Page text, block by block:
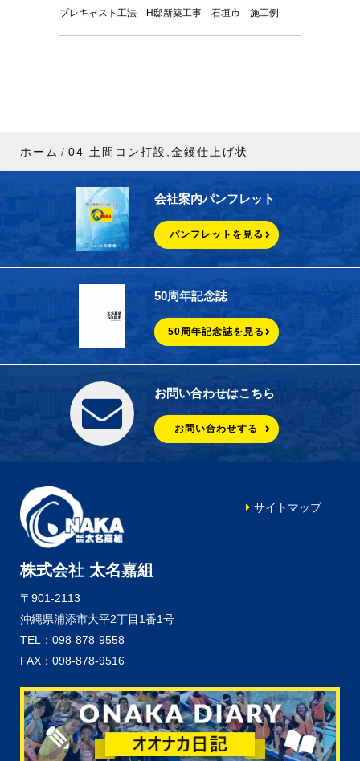
プレキャスト工法 H邸新築工事 石垣市 施工例
ホーム 04 土間コン打設,金鏝仕上げ状
会社案内パンフレット
パンフレットを見る
50周年記念誌
50周年記念誌を見る
お問い合わせはこちら
お問い合わせする
株式会社 太名嘉組
〒901-2113
沖縄県浦添市大平2丁目1番1号
TEL：098-878-9558
FAX：098-878-9516
サイトマップ